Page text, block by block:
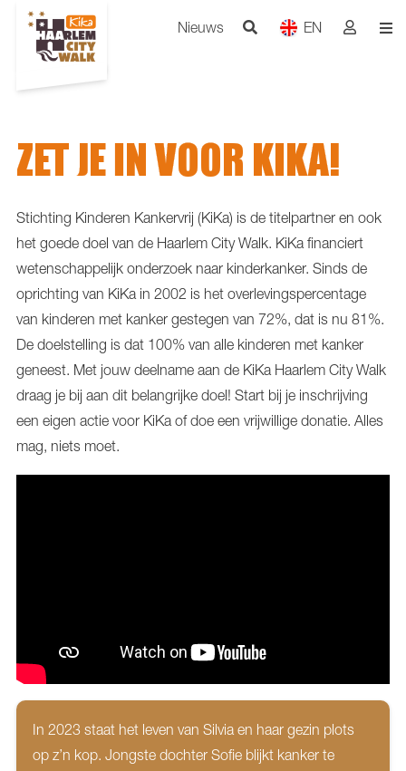
Nieuws EN
ZET JE IN VOOR KIKA!
Stichting Kinderen Kankervrij (KiKa) is de titelpartner en ook
het goede doel van de Haarlem City Walk. KiKa financiert
wetenschappelijk onderzoek naar kinderkanker. Sinds de
oprichting van KiKa in 2002 is het overlevingspercentage
van kinderen met kanker gestegen van 72%, dat is nu 81%.
De doelstelling is dat 100% van alle kinderen met kanker
geneest. Met jouw deelname aan de KiKa Haarlem City Walk
draag je bij aan dit belangrijke doel! Start bij je inschrijving
een eigen actie voor KiKa of doe een vrijwillige donatie. Alles
mag, niets moet.
In 2023 staat het leven van Silvia en haar gezin plots
op z’n kop. Jongste dochter Sofie blijkt kanker te